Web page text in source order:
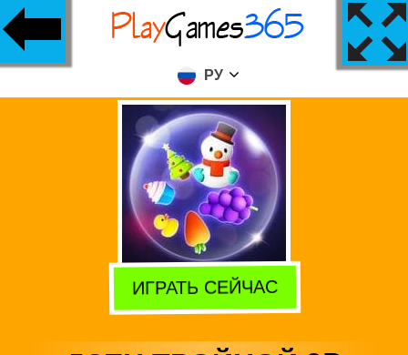
РУ
ИГРАТЬ СЕЙЧАС